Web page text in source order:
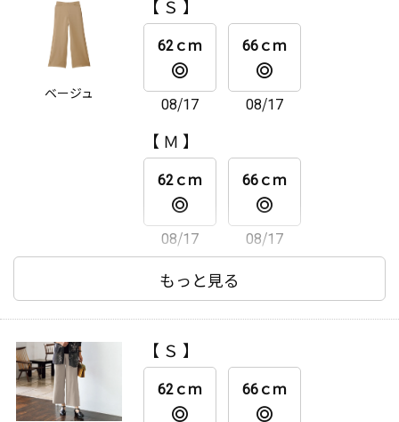
08/17 08/17
【 ＬＬ 】
62ｃｍ
08/17
66ｃｍ
08/17
ベージュ
【 Ｓ 】
62ｃｍ
08/17
66ｃｍ
08/17
【 Ｍ 】
62ｃｍ
08/17
66ｃｍ
08/17
【 Ｌ 】
08/17 08/17
【 ＬＬ 】
もっと見る
【 Ｓ 】
62ｃｍ 66ｃｍ